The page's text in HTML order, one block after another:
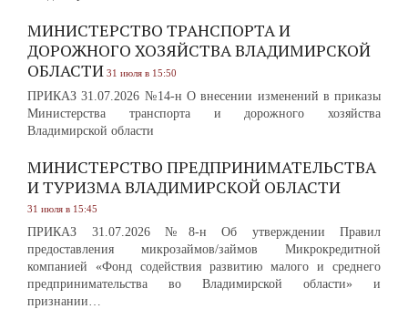
МИНИСТЕРСТВО ТРАНСПОРТА И
ДОРОЖНОГО ХОЗЯЙСТВА ВЛАДИМИРСКОЙ
ОБЛАСТИ 31 июля в 15:50
ПРИКАЗ 31.07.2026 №14-н О внесении изменений в приказы
Министерства транспорта и дорожного хозяйства
Владимирской области
МИНИСТЕРСТВО ПРЕДПРИНИМАТЕЛЬСТВА
И ТУРИЗМА ВЛАДИМИРСКОЙ ОБЛАСТИ
31 июля в 15:45
ПРИКАЗ 31.07.2026 №8-н Об утверждении Правил
предоставления микрозаймов/займов Микрокредитной
компанией «Фонд содействия развитию малого и среднего
предпринимательства во Владимирской области» и
признании…